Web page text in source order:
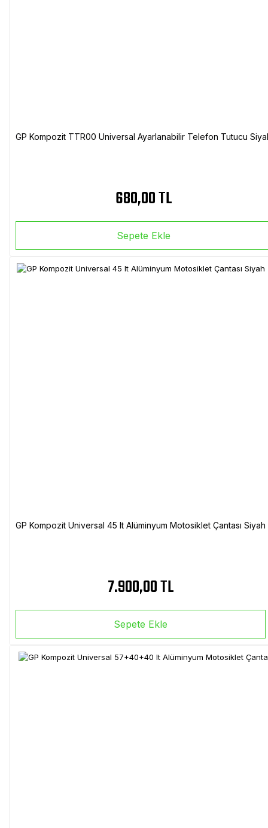
GP Kompozit TTR00 Universal Ayarlanabilir Telefon Tutucu
680,00 TL
Sepete Ekle
GP Kompozit Universal 45 lt Alüminyum Motosiklet Çantası Siyah
7.900,00 TL
Sepete Ekle